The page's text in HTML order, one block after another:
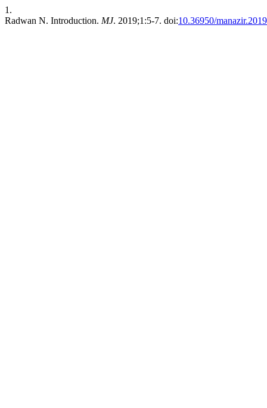
1.
Radwan N. Introduction. MJ. 2019;1:5-7. doi:10.36950/